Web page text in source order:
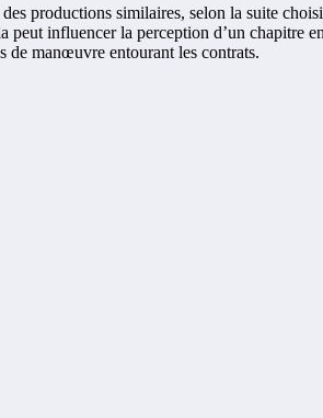
productions similaires, selon la suite
peut influencer la perception d’un chapitre
de manœuvre entourant les contrats.